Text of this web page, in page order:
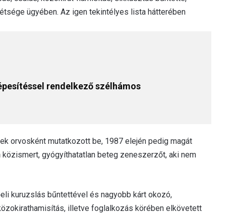
ügyében. Az igen tekintélyes lista hátterében
rendelkező szélhámos
orvosként mutatkozott be, 1987 elején pedig magát
gyógyíthatatlan beteg zeneszerzőt, aki nem
kuruzslás bűntettével és nagyobb kárt okozó,
illetve foglalkozás körében elkövetett